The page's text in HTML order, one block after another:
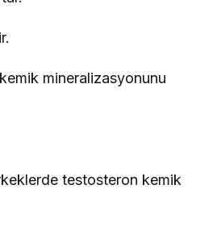
mineralizasyonunu
testosteron kemik